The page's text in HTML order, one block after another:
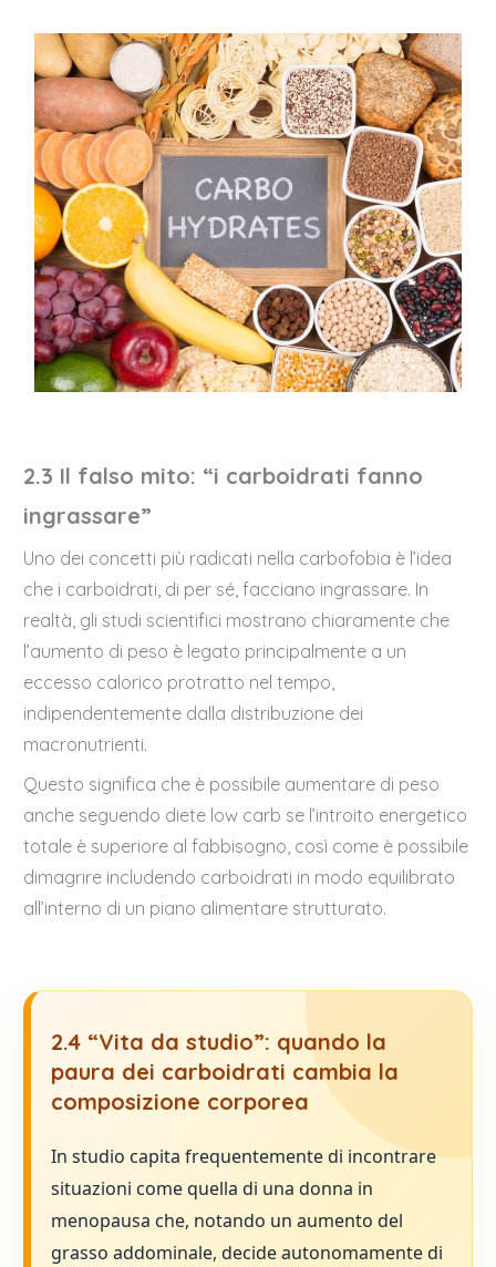
2.3 Il falso mito: “i carboidrati fanno
ingrassare”
Uno dei concetti più radicati nella carbofobia è l’idea
che i carboidrati, di per sé, facciano ingrassare. In
realtà, gli studi scientifici mostrano chiaramente che
l’aumento di peso è legato principalmente a un
eccesso calorico protratto nel tempo,
indipendentemente dalla distribuzione dei
macronutrienti.
Questo significa che è possibile aumentare di peso
anche seguendo diete low carb se l’introito energetico
totale è superiore al fabbisogno, così come è possibile
dimagrire includendo carboidrati in modo equilibrato
all’interno di un piano alimentare strutturato.
2.4 “Vita da studio”: quando la
paura dei carboidrati cambia la
composizione corporea
In studio capita frequentemente di incontrare
situazioni come quella di una donna in
menopausa che, notando un aumento del
grasso addominale, decide autonomamente di